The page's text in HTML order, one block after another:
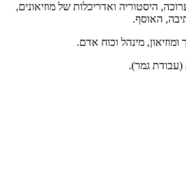
היסטוריה ואדריכלות של מוזיאונים,
האוסף.